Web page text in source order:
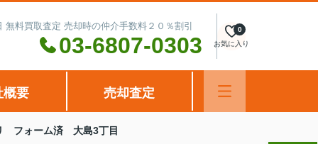
料買取査定 売却時の仲介手数料２０％割引
03-6807-0303 お気に入り
0
概要 売却査定
フォーム済 大島3丁目